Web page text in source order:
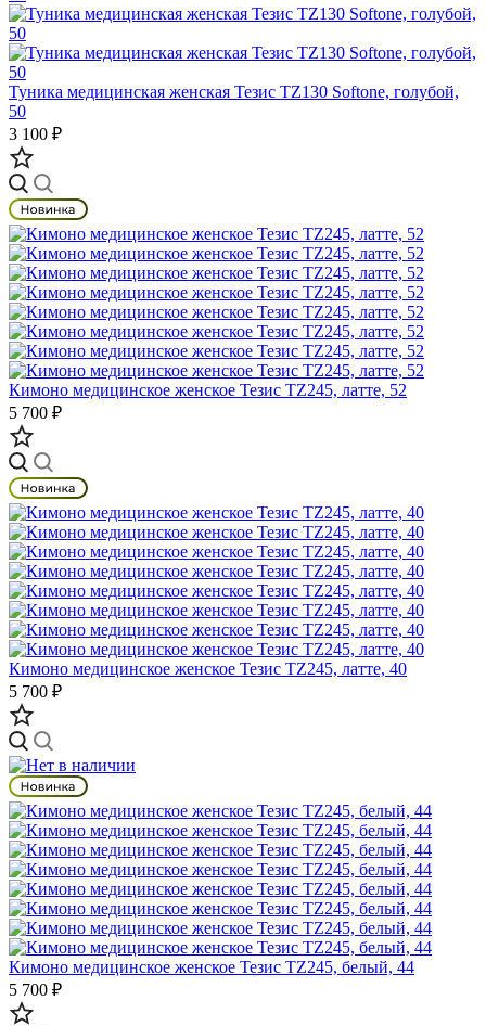
Туника медицинская женская Тезис TZ130 Softone, голубой,
50
3 100 ₽
Кимоно медицинское женское Тезис TZ245, латте, 52
5 700 ₽
Кимоно медицинское женское Тезис TZ245, латте, 40
5 700 ₽
Кимоно медицинское женское Тезис TZ245, белый, 44
5 700 ₽